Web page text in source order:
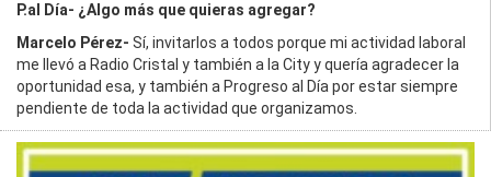
P.al Día- ¿Algo más que quieras agregar?
Marcelo Pérez- Sí, invitarlos a todos porque mi actividad laboral
me llevó a Radio Cristal y también a la City y quería agradecer la
oportunidad esa, y también a Progreso al Día por estar siempre
pendiente de toda la actividad que organizamos.